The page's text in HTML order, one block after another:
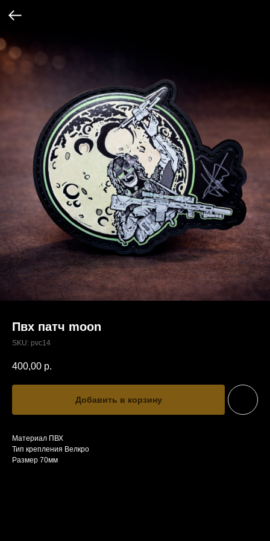
Пвх патч moon
SKU: pvc14
400,00 р.
Добавить в корзину
Материал ПВХ
Тип крепления Велкро
Размер 70мм